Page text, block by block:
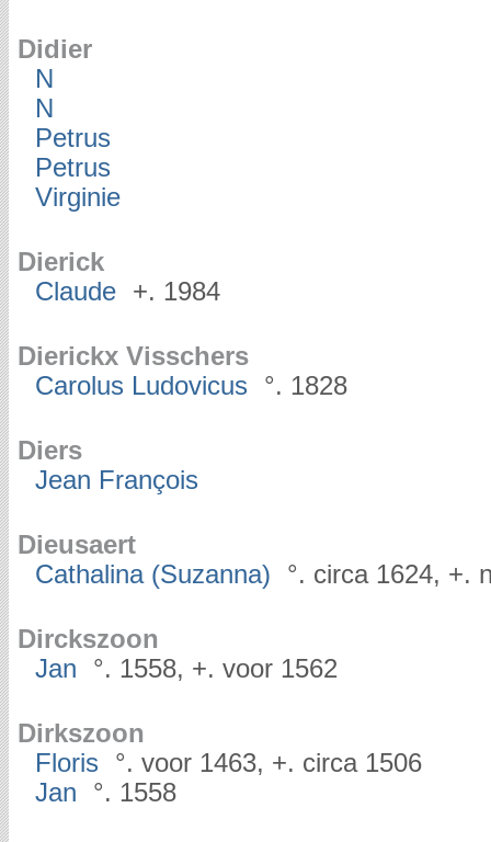
Didier
N
N
Petrus
Petrus
Virginie
Dierick
Claude
+. 1984
Dierickx Visschers
Carolus Ludovicus
°. 1828
Diers
Jean François
Dieusaert
Cathalina (Suzanna)
°. circa 1624, +.
Dirckszoon
Jan
°. 1558, +. voor 1562
Dirkszoon
Floris
°. voor 1463, +. circa 1506
Jan
°. 1558